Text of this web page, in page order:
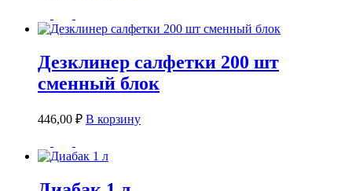
Дезклинер салфетки 200 шт
сменный блок
446,00 ₽ В корзину